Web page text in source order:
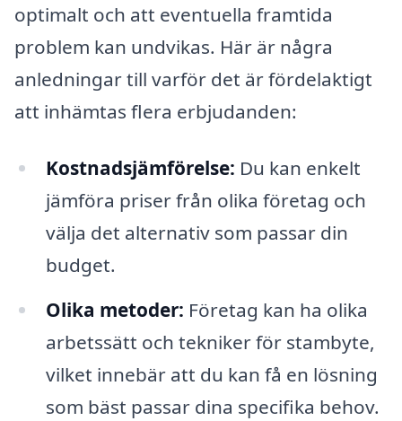
optimalt och att eventuella framtida
problem kan undvikas. Här är några
anledningar till varför det är fördelaktigt
att inhämtas flera erbjudanden:
Kostnadsjämförelse: Du kan enkelt
jämföra priser från olika företag och
välja det alternativ som passar din
budget.
Olika metoder: Företag kan ha olika
arbetssätt och tekniker för stambyte,
vilket innebär att du kan få en lösning
som bäst passar dina specifika behov.